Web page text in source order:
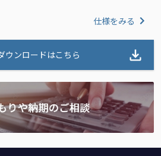
仕様をみる
ウンロードはこちら